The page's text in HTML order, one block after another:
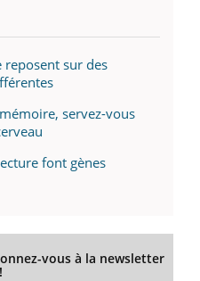
reposent sur des
servez-vous
font gènes
vous à la newsletter
!